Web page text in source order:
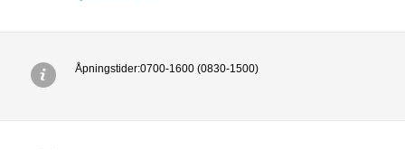
Åpningstider:0700-1600 (0830-1500)